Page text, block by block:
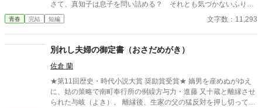
さて、真知子は息子を問い詰める？ それとも気づかないふりを
青春 完結 短編 文字数：11,293
別れし夫婦の御定書（おさだめがき）
佐倉 蘭
★第11回歴史・時代小説大賞 奨励賞受賞★ 嫡男を産めぬがゆえ
に、姑の策略で南町奉行所の例繰方与力・進藤 又十蔵と離縁させ
られた与岐（よき）。 離縁後、生家の父の猛反対を押し切って生